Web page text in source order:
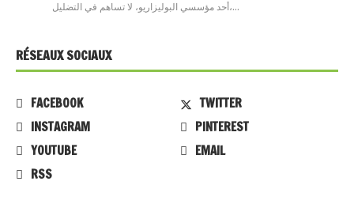
أحد مؤسسي البوليزاريو، لا تساهم في التضليل،…
RÉSEAUX SOCIAUX
FACEBOOK
TWITTER
INSTAGRAM
PINTEREST
YOUTUBE
EMAIL
RSS